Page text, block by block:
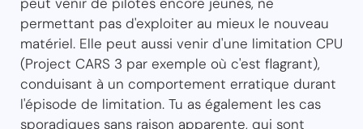
permettant pas d'exploiter au mieux le nouveau
matériel. Elle peut aussi venir d'une limitation CPU
(Project CARS 3 par exemple où c'est flagrant),
conduisant à un comportement erratique durant
l'épisode de limitation. Tu as également les cas
sporadiques sans raison apparente, qui sont